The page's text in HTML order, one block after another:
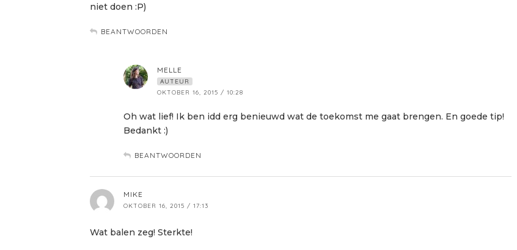
niet doen :P)
BEANTWOORDEN
MELLE
AUTEUR
OKTOBER 16, 2015 / 10:28
Oh wat lief! Ik ben idd erg benieuwd wat de toekomst me gaat brengen. En goede tip!
Bedankt :)
BEANTWOORDEN
MIKE
OKTOBER 16, 2015 / 17:13
Wat balen zeg! Sterkte!